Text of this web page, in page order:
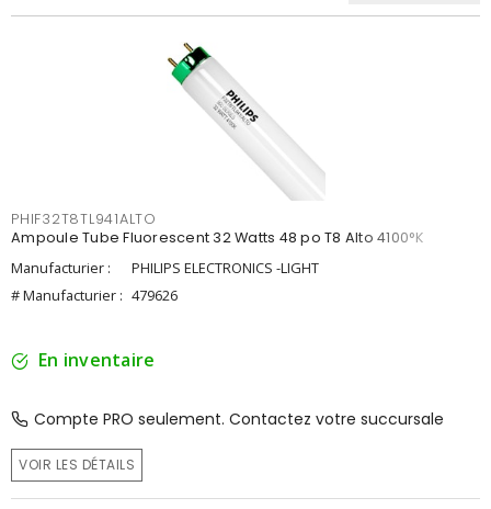
PHIF32T8TL941ALTO
Ampoule Tube Fluorescent 32 Watts 48 po T8 Alto 4100°K
Manufacturier :
PHILIPS ELECTRONICS -LIGHT
# Manufacturier : 479626
En inventaire
Compte PRO seulement. Contactez votre succursale
VOIR LES DÉTAILS